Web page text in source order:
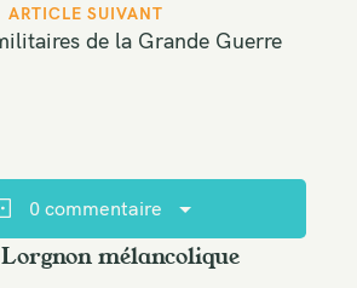
m
e
ARTICLE SUIVANT
de la Grande Guerre
0 commentaire
mélancolique